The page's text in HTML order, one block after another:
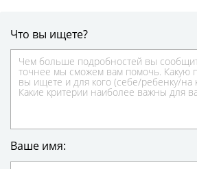
Что вы ищете?
Ваше имя: